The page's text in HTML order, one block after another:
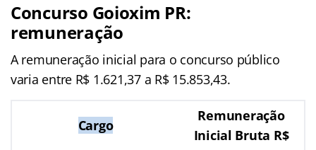
Concurso Goioxim PR:
remuneração
A remuneração inicial para o concurso público
varia entre R$ 1.621,37 a R$ 15.853,43.
Cargo
Remuneração
Inicial Bruta R$